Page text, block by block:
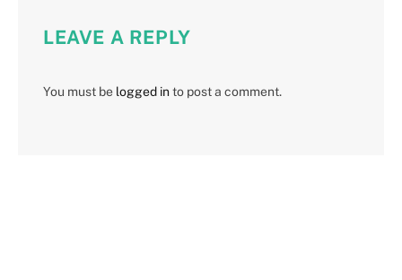
LEAVE A REPLY
You must be logged into post a comment.